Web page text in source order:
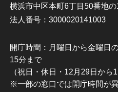
横浜市中区本町6丁目50番地
法人番号：3000020141003
開庁時間：月曜日から金曜日
15分まで
（祝日・休日・12月29日から
※一部の窓口では開庁時間が